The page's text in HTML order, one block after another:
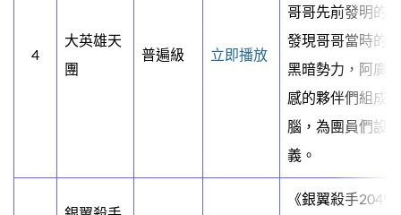
4
大英雄天
團
普遍級 立即播放
哥哥先前發明的
發現哥哥當時的
黑暗勢力，阿廣
感的夥伴們組成
腦，為團員們設
義。
《銀翼殺手2049